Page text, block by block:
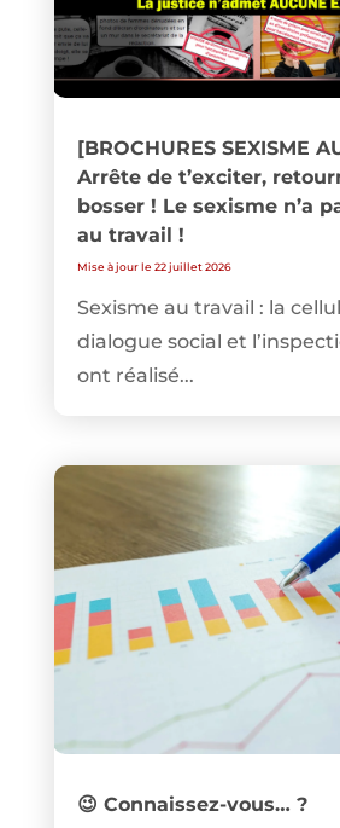
[BROCHURES SEXISME
Arrête de t’exciter,
bosser ! Le sexisme n’a
au travail !
Mise à jour le 22 juillet 2026
Sexisme au travail : la
dialogue social et
ont réalisé...
😉 Connaissez-vous… ?